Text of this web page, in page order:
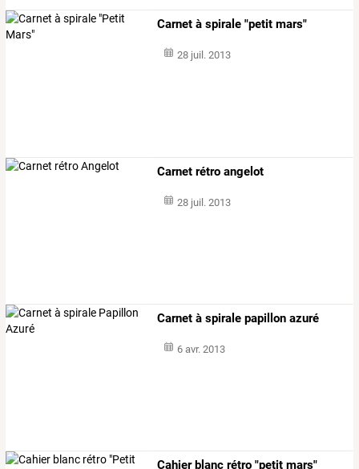
Carnet à spirale "petit mars"
28 juil. 2013
Carnet rétro angelot
28 juil. 2013
Carnet à spirale papillon azuré
6 avr. 2013
Cahier blanc rétro "petit mars"